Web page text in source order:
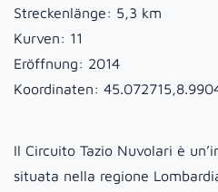
Streckenlänge: 5,3 km
Kurven: 11
Eröffnung: 2014
Koordinaten:
Il Circuito Tazio Nuvolari è
situata nella regione